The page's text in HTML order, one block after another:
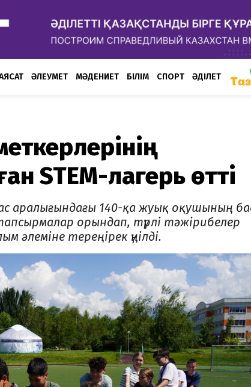
ӘЛЕУМЕТ МӘДЕНИЕТ БІЛІМ СПОРТ ӘДІЛЕТ
STEM-лагерь өтті
аралығындағы 140-қа жуық оқушының
орындап, түрлі тәжірибелер
тереңірек үңілді.